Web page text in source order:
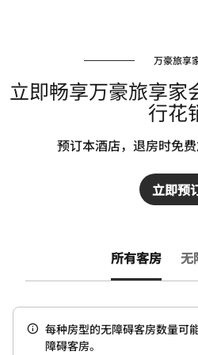
万豪旅享
立即畅享万豪旅享家
行花
预订本酒店，退房时免费
立即预
所有客房 无
每种房型的无障碍客房数量可
障碍客房。